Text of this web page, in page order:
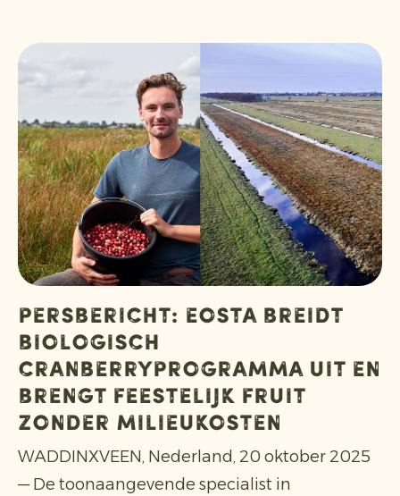
PERSBERICHT: Eosta breidt
biologisch
cranberryprogramma uit en
brengt feestelijk fruit
zonder milieukosten
WADDINXVEEN, Nederland, 20 oktober 2025
— De toonaangevende specialist in